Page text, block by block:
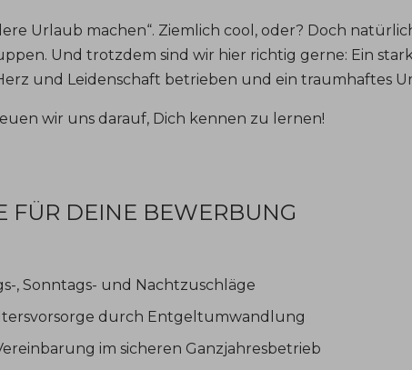
Urlaub machen“. Ziemlich cool, oder? Doch
Und trotzdem sind wir hier richtig gerne: Ein
und Leidenschaft betrieben und ein traumhaftes
wir uns darauf, Dich kennen zu lernen!
FÜR DEINE BEWERBUNG
, Sonntags- und Nachtzuschläge
durch Entgeltumwandlung
im sicheren Ganzjahresbetrieb